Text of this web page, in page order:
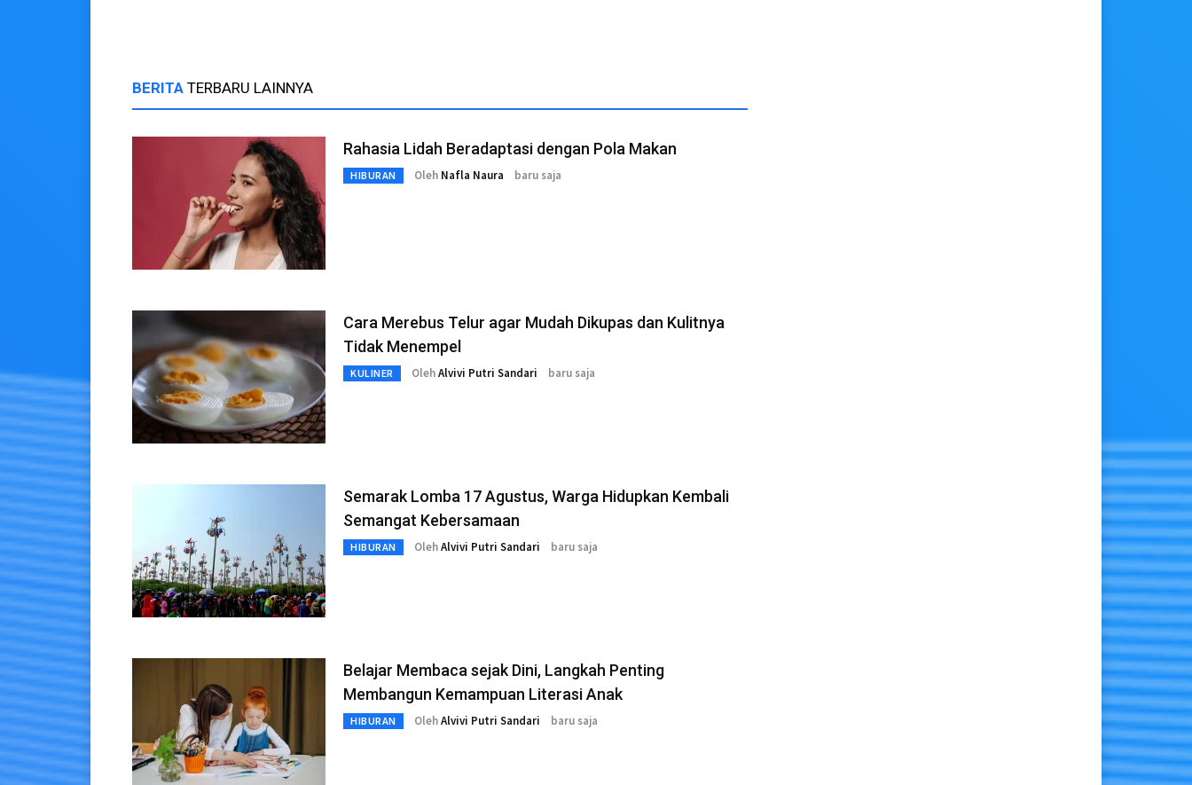
BERITA TERBARU LAINNYA
Rahasia Lidah Beradaptasi dengan Pola Makan
HIBURAN Oleh Nafla Naura baru saja
Cara Merebus Telur agar Mudah Dikupas dan Kulitnya
Tidak Menempel
KULINER OlehAlvivi Putri Sandari baru saja
Semarak Lomba 17 Agustus, Warga Hidupkan Kembali
Semangat Kebersamaan
HIBURAN OlehAlvivi Putri Sandari baru saja
Belajar Membaca sejak Dini, Langkah Penting
Membangun Kemampuan Literasi Anak
HIBURAN OlehAlvivi Putri Sandari baru saja